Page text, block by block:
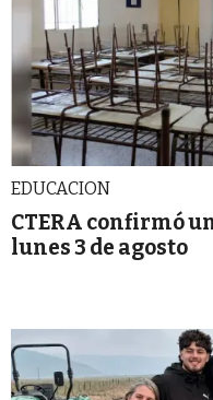
EDUCACION
CTERA confirmó
lunes 3 de agosto